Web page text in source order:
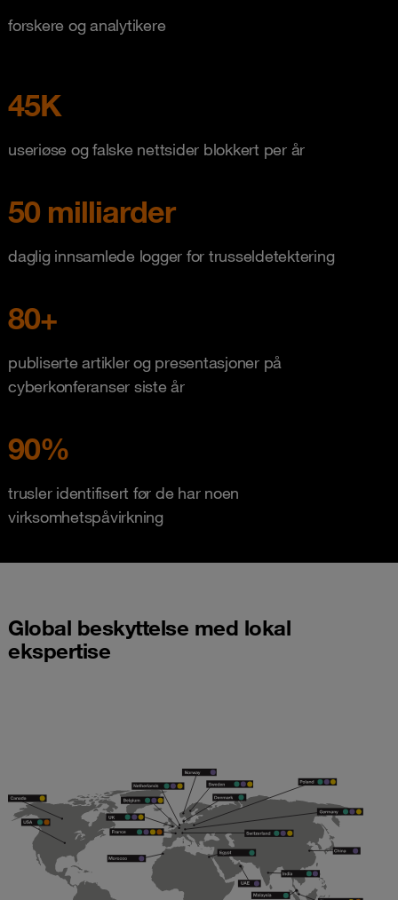
forskere og analytikere
45K
useriøse og falske nettsider blokkert per år
50 milliarder
daglig innsamlede logger for trusseldetektering
80+
publiserte artikler og presentasjoner på
cyberkonferanser siste år
90%
trusler identifisert før de har noen
virksomhetspåvirkning
Global beskyttelse med lokal
ekspertise